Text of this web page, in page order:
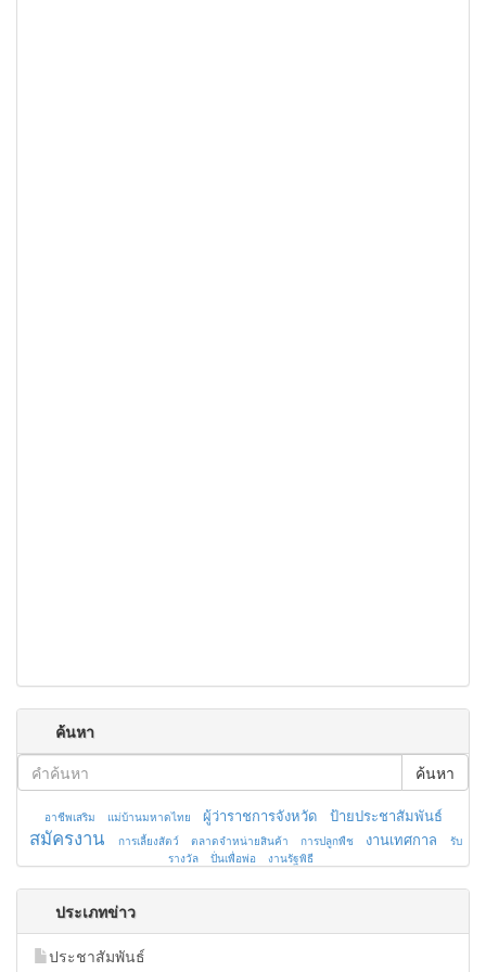
ค้นหา
ค้นหา
อาชีพเสริม แม่บ้านมหาดไทย ผู้ว่าราชการจังหวัด ป้ายประชาสัมพันธ์
สมัครงาน การเลี้ยงสัตว์ ตลาดจำหน่ายสินค้า การปลูกพืช งานเทศกาล
รับ
รางวัล
ปั่นเพื่อพ่อ งานรัฐพิธี
ประเภทข่าว
ประชาสัมพันธ์